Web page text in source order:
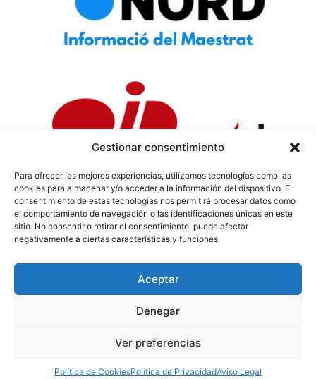
Gestionar consentimiento
Para ofrecer las mejores experiencias, utilizamos tecnologías como las
cookies para almacenar y/o acceder a la información del dispositivo. El
consentimiento de estas tecnologías nos permitirá procesar datos como
el comportamiento de navegación o las identificaciones únicas en este
sitio. No consentir o retirar el consentimiento, puede afectar
negativamente a ciertas características y funciones.
Aceptar
Denegar
Ver preferencias
Política de CookiesPolítica de PrivacidadAviso Legal
Política de Privacidad| Política de Cookies|Aviso
Legal|Codi ètic|Tarifes de Publicitat